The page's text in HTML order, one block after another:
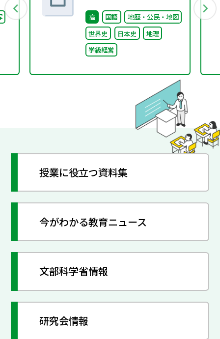
付資料
高 国語
地歴・公民・地図
世界史
日本史
地理
学級経営
授業に役立つ資料集
今がわかる教育ニュース
文部科学省情報
研究会情報